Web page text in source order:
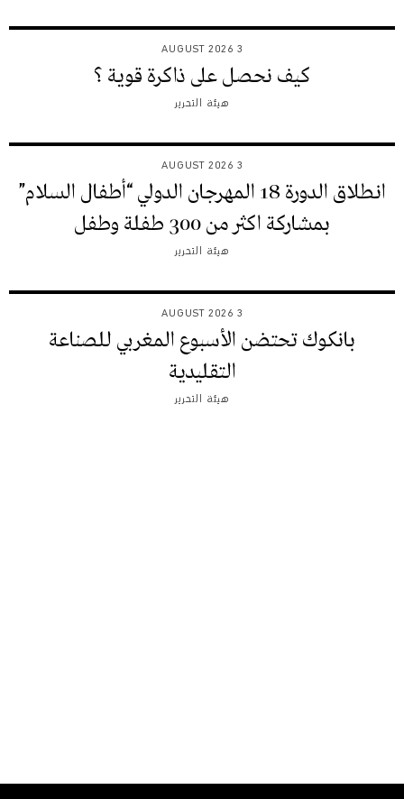
3 AUGUST 2026
كيف نحصل على ذاكرة قوية ؟
هيئة التحرير
3 AUGUST 2026
انطلاق الدورة 18 المهرجان الدولي “أطفال السلام”
بمشاركة اكثر من 300 طفلة وطفل
هيئة التحرير
3 AUGUST 2026
بانكوك تحتضن الأسبوع المغربي للصناعة
التقليدية
هيئة التحرير